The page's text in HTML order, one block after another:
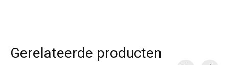
Gerelateerde producten